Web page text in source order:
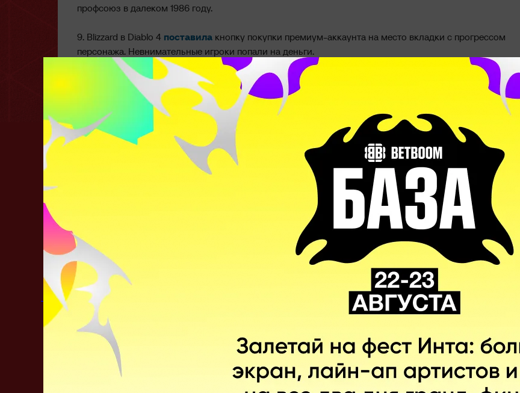
профсоюз в далеком 1986 году.
9. Blizzard в Diablo 4 поставила кнопку покупки премиум-аккаунта на место вкладки с прогрессом
персонажа. Невнимательные игроки попали на деньги.
10. Стартовые сборы «Барби» и «Оппенгеймера» превзошли ожидания
. Картинам прогнозируют $465
млн сборов вместо ранее заявленных $260 млн.
Цитаты дня
Torontotokyo о ZZ в оллчате матча с Aster: «ZZ – смайлик сна 💤. Я так часто
общаюсь, когда переписываюсь с друзьями из Китая»
Lil выложил фото со Снегом и составами Virtus.pro: «F»
S1mple пошутил про атмосферу в NAVI: «Все будет круто, если я не буду токсичным»
Тоня Предко выложила мем с качком Доге и Чимсом после победы NAVI: «Так а что с
G2?»
Опубликовал:
Утренний дайджест
Комментарии
По дате
Закрепленный комментарий
Лучшая мини-игра для Дотеров